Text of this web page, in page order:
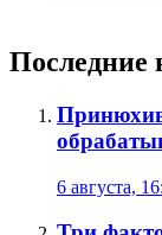
Последние
6 августа,